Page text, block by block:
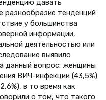
давать
разнообразие тенденций
у большинства
информации,
деятельностью или
выявило
данный вопрос: женщины
ВИЧ-инфекции (43,5%)
в то время как
о том, что такого